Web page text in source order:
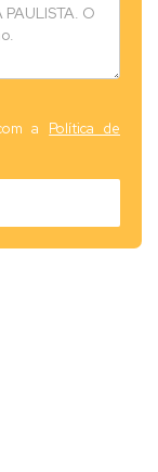
a Política de